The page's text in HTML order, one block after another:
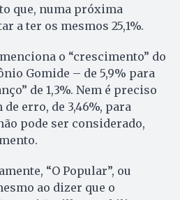
que, numa próxima
a ter os mesmos 25,1%.
o “crescimento” do
Gomide – de 5,9% para
de 1,3%. Nem é preciso
erro, de 3,46%, para
pode ser considerado,
“O Popular”, ou
ao dizer que o